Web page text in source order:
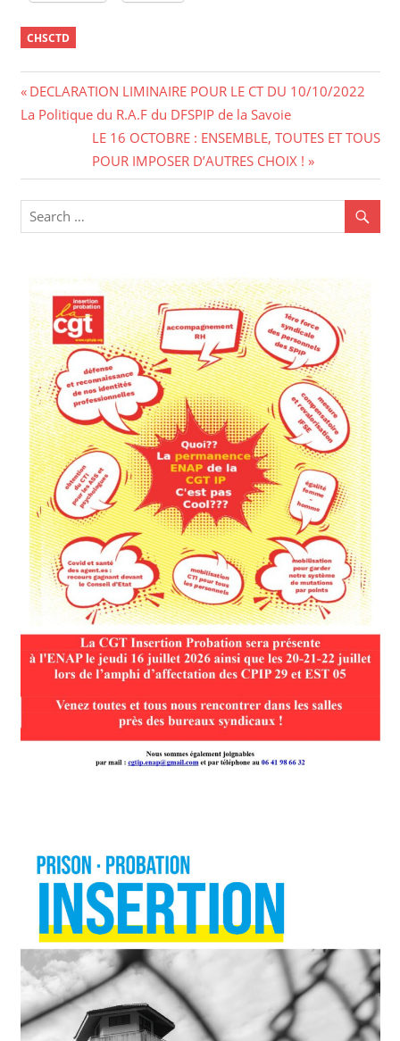
CHSCTD
Navigation
de
l’article
Previous
Post:
DECLARATION LIMINAIRE POUR LE CT DU 10/10/2022
La Politique du R.A.F du DFSPIP de la Savoie
Next
Post:
LE 16 OCTOBRE : ENSEMBLE, TOUTES ET TOUS
POUR IMPOSER D’AUTRES CHOIX !